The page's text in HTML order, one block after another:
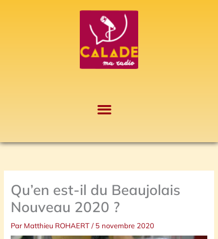
Qu’en est-il du Beaujolais
Nouveau 2020 ?
Par Matthieu ROHAERT/ 5 novembre 2020